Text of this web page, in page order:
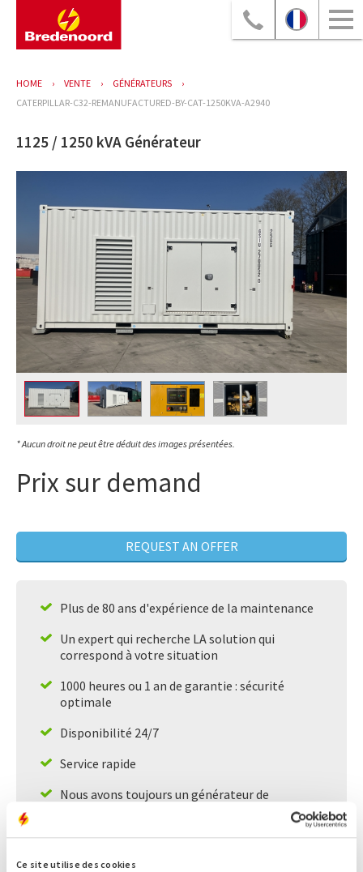
Ce site utilise des cookies
HOME VENTE
GÉNÉRATEURS
CATERPILLAR-C32-REMANUFACTURED-BY-CAT-1250KVA-A2940
1125 / 1250 kVA Générateur
* Aucun droit ne peut être déduit des images présentées.
Prix sur demand
REQUEST AN OFFER
Plus de 80 ans d'expérience de la maintenance
Un expert qui recherche LA solution qui
correspond à votre situation
1000 heures ou 1 an de garantie : sécurité
optimale
Disponibilité 24/7
Service rapide
Nous avons toujours un générateur de
Grand stock, livraison directe